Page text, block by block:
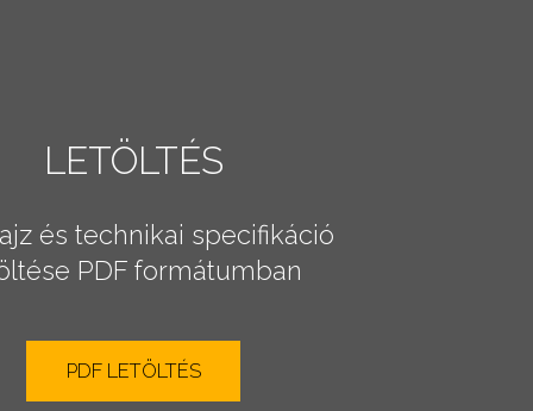
LETÖLTÉS
és technikai specifikáció
PDF formátumban
PDF LETÖLTÉS